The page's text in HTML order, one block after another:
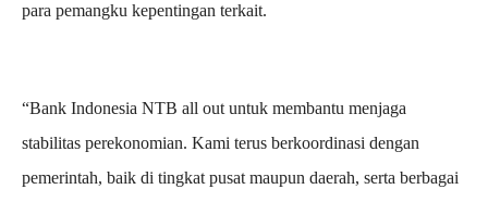
para pemangku kepentingan terkait.
“Bank Indonesia NTB all out untuk membantu menjaga
stabilitas perekonomian. Kami terus berkoordinasi dengan
pemerintah, baik di tingkat pusat maupun daerah, serta berbagai